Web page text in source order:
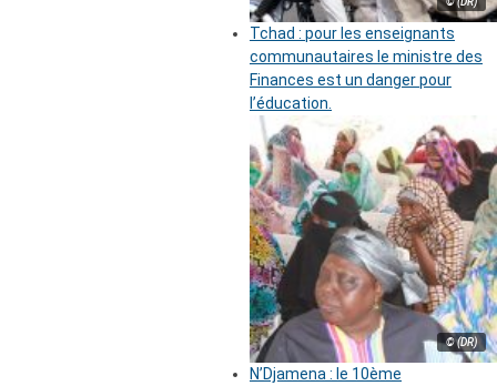
Tchad : pour les enseignants
communautaires le ministre des
Finances est un danger pour
l’éducation.
© (DR)
N’Djamena : le 10ème